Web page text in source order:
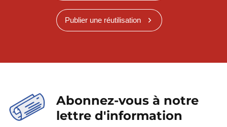
Publier une réutilisation
Abonnez-vous à notre
lettre d'information